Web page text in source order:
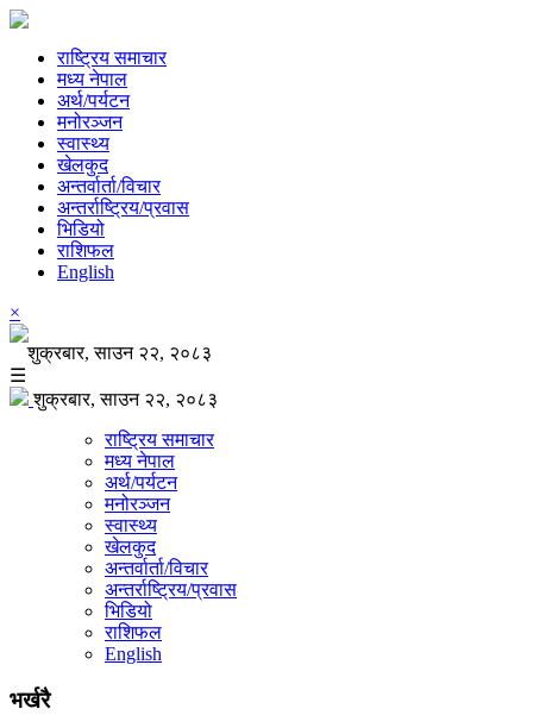
राष्ट्रिय समाचार
मध्य नेपाल
अर्थ/पर्यटन
मनोरञ्जन
स्वास्थ्य
खेलकुद
अन्तर्वार्ता/विचार
अन्तर्राष्ट्रिय/प्रवास
भिडियो
राशिफल
English
×
शुक्रबार, साउन २२, २०८३
☰
शुक्रबार, साउन २२, २०८३
राष्ट्रिय समाचार
मध्य नेपाल
अर्थ/पर्यटन
मनोरञ्जन
स्वास्थ्य
खेलकुद
अन्तर्वार्ता/विचार
अन्तर्राष्ट्रिय/प्रवास
भिडियो
राशिफल
English
भर्खरै